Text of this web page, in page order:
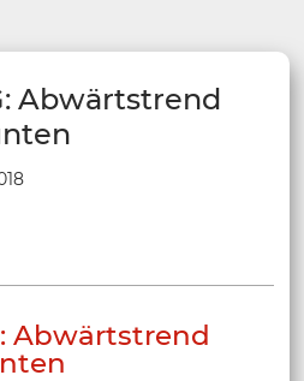
Abwärtstrend
Abwärtstrend